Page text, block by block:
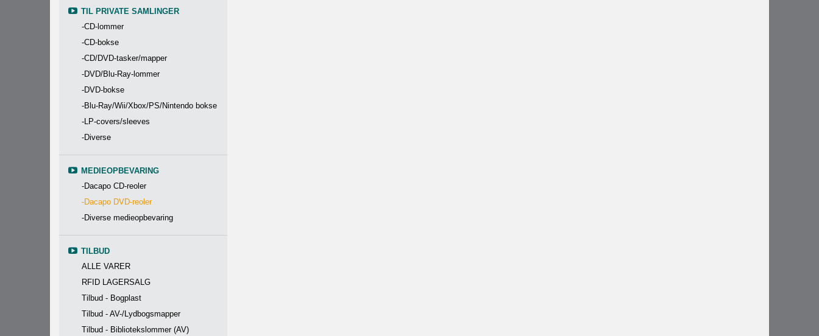
TIL PRIVATE SAMLINGER
-CD-lommer
-CD-bokse
-CD/DVD-tasker/mapper
-DVD/Blu-Ray-lommer
-DVD-bokse
-Blu-Ray/Wii/Xbox/PS/Nintendo bokse
-LP-covers/sleeves
-Diverse
MEDIEOPBEVARING
-Dacapo CD-reoler
-Dacapo DVD-reoler
-Diverse medieopbevaring
TILBUD
ALLE VARER
RFID LAGERSALG
Tilbud - Bogplast
Tilbud - AV-/Lydbogsmapper
Tilbud - Bibliotekslommer (AV)